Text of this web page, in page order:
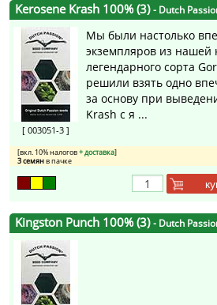
Kerosene Krash 100% (3)- Dutch
[ 003051-3 ]
Мы были настолько
экземпляров из нашей
легендарного сорта
решили взять одно
за основу при
Krash с я ...
[вкл. 10% налогов+ доставка]
3 семянв пачке
Kingston Punch 100% (3)- Dutch